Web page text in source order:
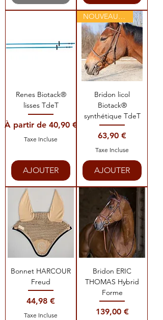
Renes Biotack®
lisses TdeT
À partir de 40,90 €
Prix promotionnel
Taxe Incluse
AJOUTER
NOUVEAUTE !
Bridon licol
Biotack®
synthétique TdeT
Prix
63,90 €
Taxe Incluse
AJOUTER
Bonnet HARCOUR
Freud
Prix
44,98 €
Taxe Incluse
Bridon ERIC
THOMAS Hybrid
Forme
Prix
139,00 €